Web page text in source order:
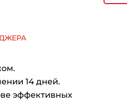
14 дней.
эффективных